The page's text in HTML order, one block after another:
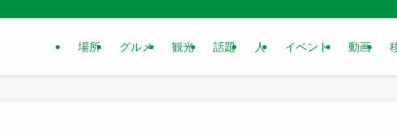
場所 グルメ 観光 話題 人 イベント 動画